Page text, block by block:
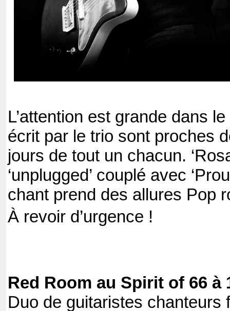
L’attention est grande dans
écrit par le trio sont proches
jours de tout un chacun.
‘unplugged’ couplé avec
chant prend des allures Pop
À revoir d’urgence !
Red Room au Spirit of 66 à
Duo de guitaristes chanteurs